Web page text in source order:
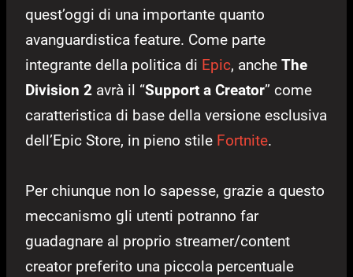
quest’oggi di una importante quanto
avanguardistica feature. Come parte
integrante della politica di Epic, anche The
Division 2 avrà il “Support a Creator” come
caratteristica di base della versione esclusiva
dell’Epic Store, in pieno stile Fortnite.
Per chiunque non lo sapesse, grazie a questo
meccanismo gli utenti potranno far
guadagnare al proprio streamer/content
creator preferito una piccola percentuale